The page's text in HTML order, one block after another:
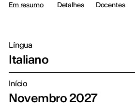
Em resumo Detalhes Docentes
Língua
Italiano
Início
Novembro 2027